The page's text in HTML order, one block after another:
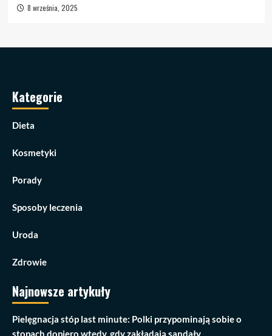
8 września, 2025
Kategorie
Dieta
Kosmetyki
Porady
Sposoby leczenia
Uroda
Zdrowie
Najnowsze artykuły
Pielęgnacja stóp last minute: Polki przypominają sobie o
stopach dopiero wtedy, gdy zakładają sandały